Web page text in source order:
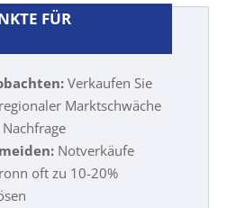
FÜR
Verkaufen Sie
Marktschwäche
Notverkäufe
oft zu 10-20%